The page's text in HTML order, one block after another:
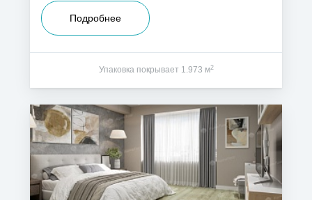
Подробнее
Упаковка покрывает 1.973 м2